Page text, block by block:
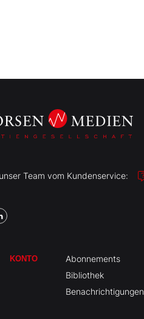
Team vom Kundenservice:
KONTO
Abonnements
Bibliothek
Benachrichtigungen